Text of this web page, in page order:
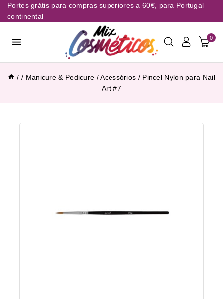
Portes grátis para compras superiores a 60€, para Portugal
continental
0
/ / Manicure & Pedicure / Acessórios / Pincel Nylon para Nail
Art #7